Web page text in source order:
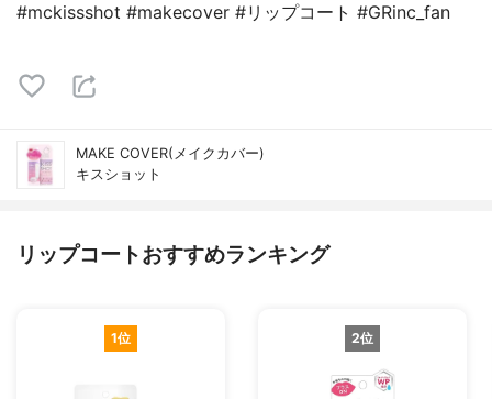
#mckissshot #makecover #リップコート #GRinc_fan
MAKE COVER(メイクカバー)
キスショット
リップコートおすすめランキング
1位 2位